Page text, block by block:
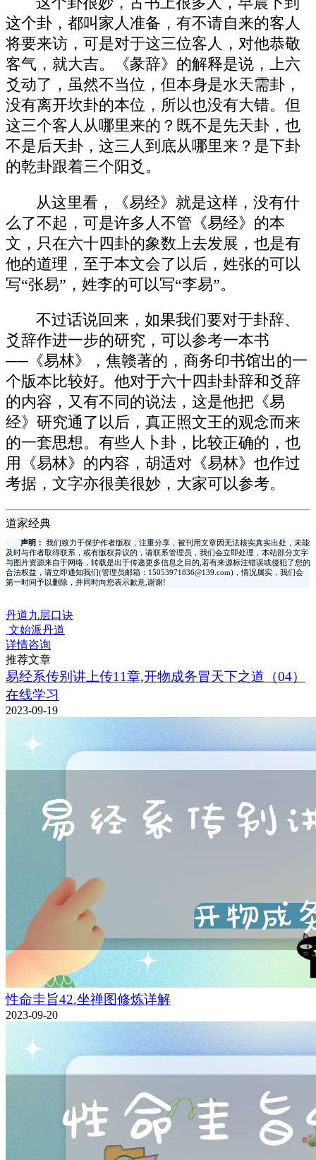
这个卦，都叫家人准备，有不请自来的客人
将要来访，可是对于这三位客人，对他恭敬
客气，就大吉。《彖辞》的解释是说，上六
爻动了，虽然不当位，但本身是水天需卦，
没有离开坎卦的本位，所以也没有大错。但
这三个客人从哪里来的？既不是先天卦，也
不是后天卦，这三人到底从哪里来？是下卦
的乾卦跟着三个阳爻。
从这里看，《易经》就是这样，没有什
么了不起，可是许多人不管《易经》的本
文，只在六十四卦的象数上去发展，也是有
他的道理，至于本文会了以后，姓张的可以
写“张易”，姓李的可以写“李易”。
不过话说回来，如果我们要对于卦辞、
爻辞作进一步的研究，可以参考一本书
──《易林》，焦赣著的，商务印书馆出的一
个版本比较好。他对于六十四卦卦辞和爻辞
的内容，又有不同的说法，这是他把《易
经》研究通了以后，真正照文王的观念而来
的一套思想。有些人卜卦，比较正确的，也
用《易林》的内容，胡适对《易林》也作过
考据，文字亦很美很妙，大家可以参考。
道家经典
声明：
我们致力于保护作者版权，注重分享，被刊用文章因无法核实真实出处，未能
及时与作者取得联系，或有版权异议的，请联系管理员，我们会立即处理，本站部分文字
与图片资源来自于网络，转载是出于传递更多信息之目的,若有来源标注错误或侵犯了您的
合法权益，请立即通知我们(管理员邮箱：15053971836@139.com)，情况属实，我们会
第一时间予以删除，并同时向您表示歉意,谢谢!
丹道九层口诀
文始派丹道
详情咨询
推荐文章
易经系传别讲上传11章,开物成务冒天下之道（04）
在线学习
2023-09-19
性命圭旨42.坐禅图修炼详解
2023-09-20